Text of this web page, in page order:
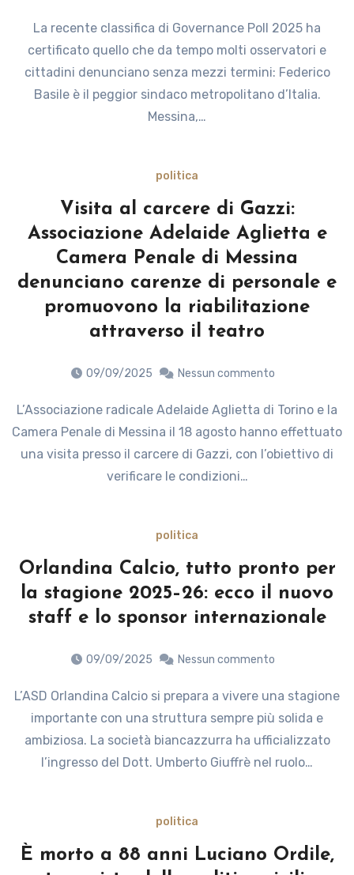
La recente classifica di Governance Poll 2025 ha
certificato quello che da tempo molti osservatori e
cittadini denunciano senza mezzi termini: Federico
Basile è il peggior sindaco metropolitano d’Italia.
Messina,…
politica
Visita al carcere di Gazzi:
Associazione Adelaide Aglietta e
Camera Penale di Messina
denunciano carenze di personale e
promuovono la riabilitazione
attraverso il teatro
09/09/2025 Nessun commento
L’Associazione radicale Adelaide Aglietta di Torino e la
Camera Penale di Messina il 18 agosto hanno effettuato
una visita presso il carcere di Gazzi, con l’obiettivo di
verificare le condizioni…
politica
Orlandina Calcio, tutto pronto per
la stagione 2025–26: ecco il nuovo
staff e lo sponsor internazionale
09/09/2025 Nessun commento
L’ASD Orlandina Calcio si prepara a vivere una stagione
importante con una struttura sempre più solida e
ambiziosa. La società biancazzurra ha ufficializzato
l’ingresso del Dott. Umberto Giuffrè nel ruolo…
politica
È morto a 88 anni Luciano Ordile,